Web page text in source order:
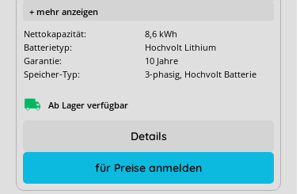
+ mehr anzeigen
Nettokapazität:
8,6 kWh
Batterietyp:
Hochvolt Lithium
Garantie:
10 Jahre
Speicher-Typ:
3-phasig, Hochvolt Batterie
Ab Lager verfügbar
für Preise anmelden
Details